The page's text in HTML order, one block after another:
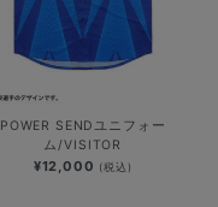
POWER SENDユニフォー
ム/VISITOR
¥12,000 (税込)